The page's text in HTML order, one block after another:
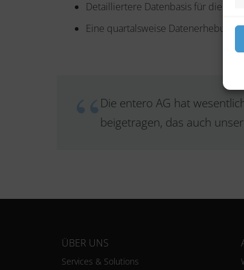
Detailliertere Datenbasis für die
Eine quartalsweise Datenerhebung
Die entero AG hat
beigetragen, das auch
ÜBER UNS
Services & Solutions